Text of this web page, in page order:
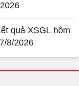
quả XSGL hôm
8/2026